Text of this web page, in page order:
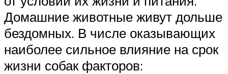
Домашние животные живут дольше
бездомных. В числе оказывающих
наиболее сильное влияние на срок
жизни собак факторов: